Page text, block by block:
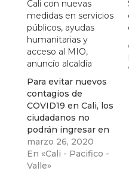
Cali con nuevas
medidas en servicios
públicos, ayudas
humanitarias y
acceso al MIO,
anuncío alcaldía
Para evitar nuevos
contagios de
COVID19 en Cali, los
ciudadanos no
podrán ingresar en
forma masiva a las
estaciones del MIO.
marzo 26, 2020
En «Cali - Pacifico -
Valle»